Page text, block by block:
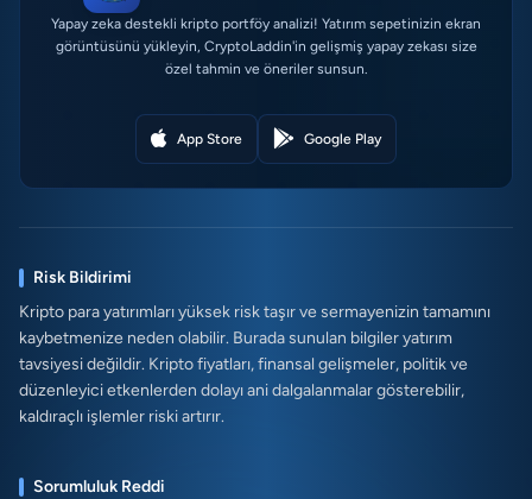
Yapay zeka destekli kripto portföy analizi! Yatırım sepetinizin ekran
görüntüsünü yükleyin, CryptoLaddin'in gelişmiş yapay zekası size
özel tahmin ve öneriler sunsun.
App Store Google Play
Risk Bildirimi
Kripto para yatırımları yüksek risk taşır ve sermayenizin tamamını
kaybetmenize neden olabilir. Burada sunulan bilgiler yatırım
tavsiyesi değildir. Kripto fiyatları, finansal gelişmeler, politik ve
düzenleyici etkenlerden dolayı ani dalgalanmalar gösterebilir,
kaldıraçlı işlemler riski artırır.
Sorumluluk Reddi